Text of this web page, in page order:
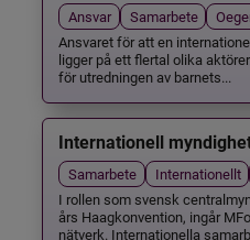
Ansvar Samarbete
Ansvaret för att en
ligger på ett flertal olika
för utredningen av barnets...
Internationell
Samarbete Internationellt
I rollen som svensk
års Haagkonvention, ingår
nätverk. Internationella